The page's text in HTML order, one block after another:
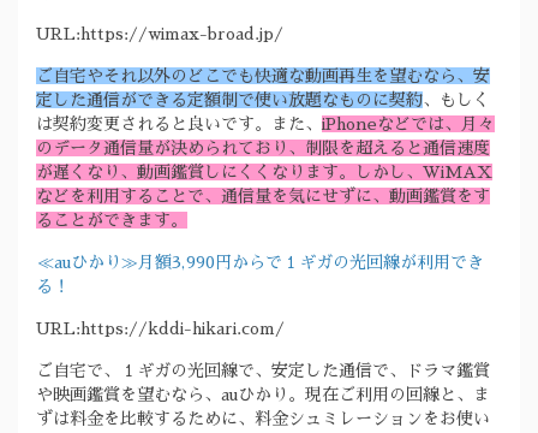
URL:https://wimax-broad.jp/
ご自宅やそれ以外のどこでも快適な動画再生を望むなら、安
定した通信ができる定額制で使い放題なものに契約、もしく
は契約変更されると良いです。また、 iPhoneなどでは、月々
のデータ通信量が決められており、制限を超えると通信速度
が遅くなり、動画鑑賞しにくくなります。しかし、WiMAX
などを利用することで、通信量を気にせずに、動画鑑賞をす
ることができます。
≪auひかり≫月額3,990円からで１ギガの光回線が利用でき
る！
URL:https://kddi-hikari.com/
ご自宅で、１ギガの光回線で、安定した通信で、ドラマ鑑賞
や映画鑑賞を望むなら、auひかり。現在ご利用の回線と、ま
ずは料金を比較するために、料金シュミレーションをお使い